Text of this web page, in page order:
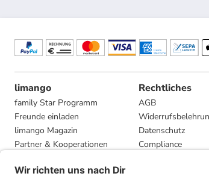
limango
family Star Programm
Freunde einladen
limango Magazin
Partner & Kooperationen
Presse
Rechtliches
AGB
Datenschutz
Compliance